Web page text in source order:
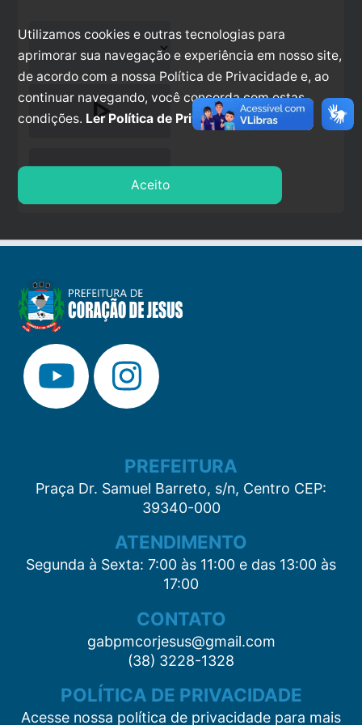
play_arrow
stop
PREFEITURA
Praça Dr. Samuel Barreto, s/n, Centro CEP:
39340-000
ATENDIMENTO
Segunda à Sexta: 7:00 às 11:00 e das 13:00 às
17:00
CONTATO
gabpmcorjesus@gmail.com
(38) 3228-1328
POLÍTICA DE PRIVACIDADE
Acesse nossa política de privacidade para mais
Utilizamos cookies e outras tecnologias para
aprimorar sua navegação e experiência em nosso site,
de acordo com a nossa Política de Privacidade e, ao
continuar navegando, você concorda com estas
condições. Ler Política de Privacidade.
Aceito